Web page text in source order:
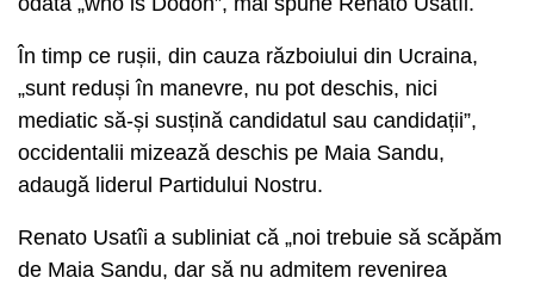
În timp ce rușii, din cauza războiului din Ucraina,
„sunt reduși în manevre, nu pot deschis, nici
mediatic să-și susțină candidatul sau candidații”,
occidentalii mizează deschis pe Maia Sandu,
adaugă liderul Partidului Nostru.
Renato Usatîi a subliniat că „noi trebuie să scăpăm
de Maia Sandu, dar să nu admitem revenirea